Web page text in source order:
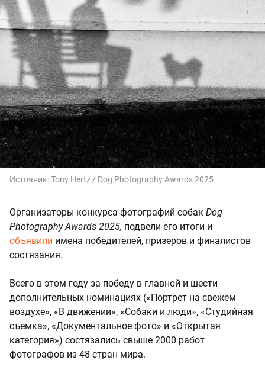
Источник:Tony Hertz / Dog Photography Awards 2025
Организаторы конкурса фотографий собак Dog
Photography Awards 2025, подвели его итоги и
объявили имена победителей, призеров и финалистов
состязания.
Всего в этом году за победу в главной и шести
дополнительных номинациях («Портрет на свежем
воздухе», «В движении», «Собаки и люди», «Студийная
съемка», «Документальное фото» и «Открытая
категория») состязались свыше 2000 работ
фотографов из 48 стран мира.